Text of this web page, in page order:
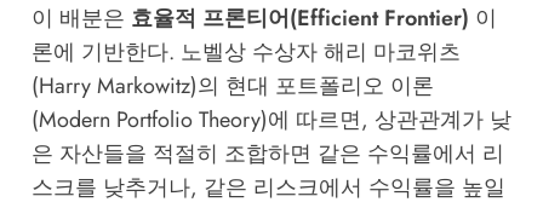
이 배분은 효율적 프론티어(Efficient Frontier) 이
론에 기반한다. 노벨상 수상자 해리 마코위츠
(Harry Markowitz)의 현대 포트폴리오 이론
(Modern Portfolio Theory)에 따르면, 상관관계가 낮
은 자산들을 적절히 조합하면 같은 수익률에서 리
스크를 낮추거나, 같은 리스크에서 수익률을 높일